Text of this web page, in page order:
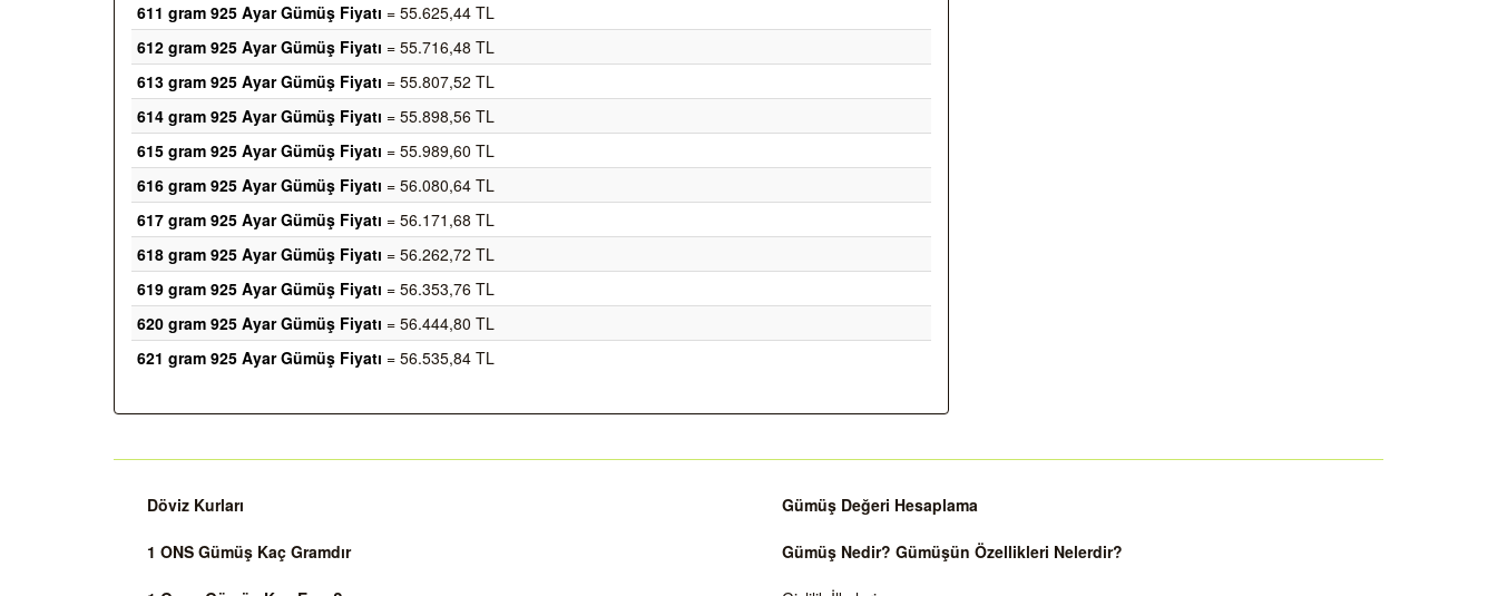
611 gram 925 Ayar Gümüş Fiyatı = 55.625,44 TL
612 gram 925 Ayar Gümüş Fiyatı = 55.716,48 TL
613 gram 925 Ayar Gümüş Fiyatı = 55.807,52 TL
614 gram 925 Ayar Gümüş Fiyatı = 55.898,56 TL
615 gram 925 Ayar Gümüş Fiyatı = 55.989,60 TL
616 gram 925 Ayar Gümüş Fiyatı = 56.080,64 TL
617 gram 925 Ayar Gümüş Fiyatı = 56.171,68 TL
618 gram 925 Ayar Gümüş Fiyatı = 56.262,72 TL
619 gram 925 Ayar Gümüş Fiyatı = 56.353,76 TL
620 gram 925 Ayar Gümüş Fiyatı = 56.444,80 TL
621 gram 925 Ayar Gümüş Fiyatı = 56.535,84 TL
Döviz Kurları
1 ONS Gümüş Kaç Gramdır
Gümüş Değeri Hesaplama
Gümüş Nedir? Gümüşün Özellikleri Nelerdir?